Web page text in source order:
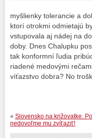
myšlienky tolerancie a
ktorí otrokmi odmietajú
vstupovala aj nádej na
doby. Dnes Chalupku
tak konformní ľudia
riadené medovými
víťazstvo dobra? No
« Slovensko na križovatke.
nedovoľme mu zvíťaziť!